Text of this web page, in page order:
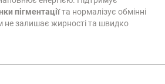
пігментаціїта нормалізує обмінні
не залишає жирності та швидко